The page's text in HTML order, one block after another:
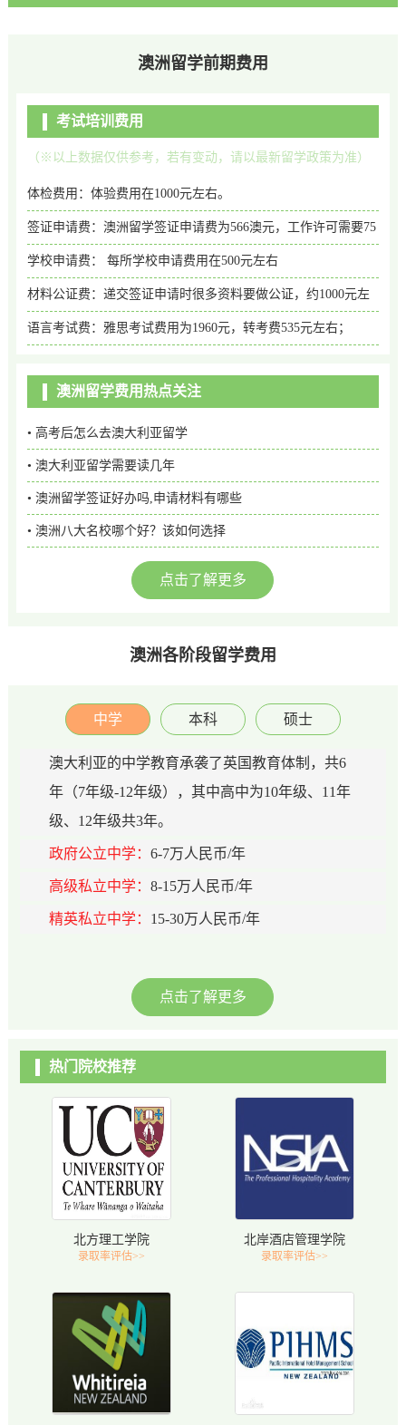
澳洲留学前期费用
考试培训费用
（※以上数据仅供参考，若有变动，请以最新留学政策为准）
体检费用：体验费用在1000元左右。
签证申请费：澳洲留学签证申请费为566澳元，工作许可需要75
澳元
学校申请费： 每所学校申请费用在500元左右
材料公证费：递交签证申请时很多资料要做公证，约1000元左
右；
语言考试费：雅思考试费用为1960元，转考费535元左右；
澳洲留学费用热点关注
• 高考后怎么去澳大利亚留学
• 澳大利亚留学需要读几年
• 澳洲留学签证好办吗,申请材料有哪些
• 澳洲八大名校哪个好？该如何选择
点击了解更多
澳洲各阶段留学费用
中学 本科 硕士
澳大利亚的中学教育承袭了英国教育体制，共6
年（7年级-12年级），其中高中为10年级、11年
级、12年级共3年。
政府公立中学： 6-7万人民币/年
高级私立中学： 8-15万人民币/年
精英私立中学： 15-30万人民币/年
点击了解更多
热门院校推荐
北方理工学院
录取率评估>>
北岸酒店管理学院
录取率评估>>